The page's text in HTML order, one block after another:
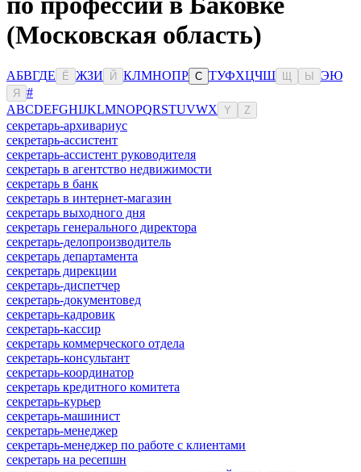
(Московская область)
АБВГДЕ Ё ЖЗИ Й КЛМНОПР С ТУФХЦЧШ Ы ЭЮ
Я
#
ABCDEFGHIJKLMNOPQRSTUVWX Y Z
секретарь-архивариус
секретарь-ассистент
секретарь-ассистент руководителя
секретарь в агентство недвижимости
секретарь в банк
секретарь в интернет-магазин
секретарь выходного дня
секретарь генерального директора
секретарь-делопроизводитель
секретарь департамента
секретарь дирекции
секретарь-диспетчер
секретарь-документовед
секретарь-кадровик
секретарь-кассир
секретарь коммерческого отдела
секретарь-консультант
секретарь-координатор
секретарь кредитного комитета
секретарь-курьер
секретарь-машинист
секретарь-менеджер
секретарь-менеджер по работе с клиентами
секретарь на ресепшн